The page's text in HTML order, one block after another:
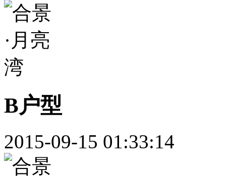
B户型
2015-09-15 01:33:14